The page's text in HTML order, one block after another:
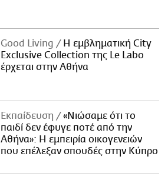
Good Living
Η εμβληματική City
Exclusive Collection της Le Labo
έρχεται στην Αθήνα
Εκπαίδευση
«Νιώσαμε ότι το
παιδί δεν έφυγε ποτέ από την
Αθήνα»: Η εμπειρία οικογενειών
που επέλεξαν σπουδές στην Κύπρο